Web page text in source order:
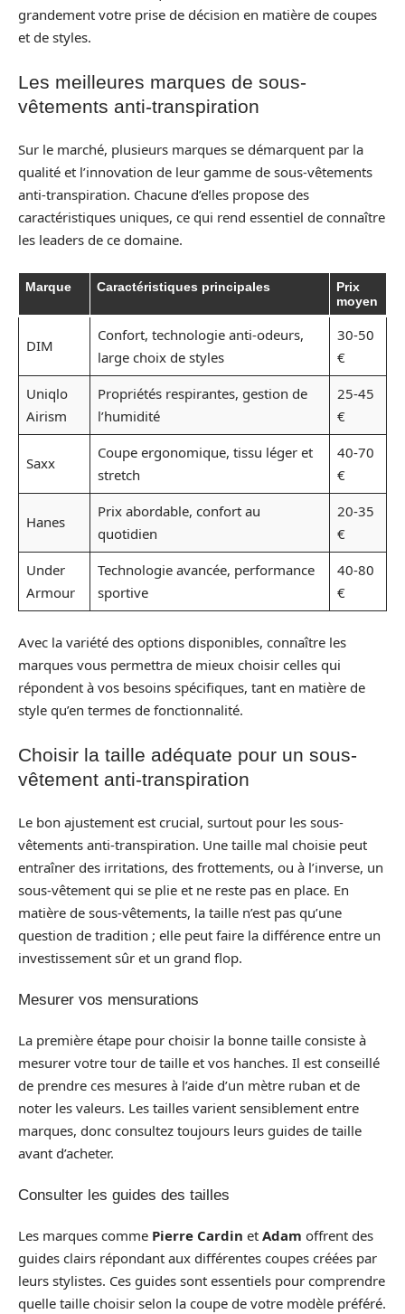
grandement votre prise de décision en matière de coupes
et de styles.
Les meilleures marques de sous-
vêtements anti-transpiration
Sur le marché, plusieurs marques se démarquent par la
qualité et l’innovation de leur gamme de sous-vêtements
anti-transpiration. Chacune d’elles propose des
caractéristiques uniques, ce qui rend essentiel de connaître
les leaders de ce domaine.
Marque Caractéristiques principales
Prix
moyen
DIM
Confort, technologie anti-odeurs,
large choix de styles
30-50
€
Uniqlo
Airism
Propriétés respirantes, gestion de
l’humidité
25-45
€
Saxx
Coupe ergonomique, tissu léger et
stretch
40-70
€
Hanes
Prix abordable, confort au
quotidien
20-35
€
Under
Armour
Technologie avancée, performance
sportive
40-80
€
Avec la variété des options disponibles, connaître les
marques vous permettra de mieux choisir celles qui
répondent à vos besoins spécifiques, tant en matière de
style qu’en termes de fonctionnalité.
Choisir la taille adéquate pour un sous-
vêtement anti-transpiration
Le bon ajustement est crucial, surtout pour les sous-
vêtements anti-transpiration. Une taille mal choisie peut
entraîner des irritations, des frottements, ou à l’inverse, un
sous-vêtement qui se plie et ne reste pas en place. En
matière de sous-vêtements, la taille n’est pas qu’une
question de tradition ; elle peut faire la différence entre un
investissement sûr et un grand flop.
Mesurer vos mensurations
La première étape pour choisir la bonne taille consiste à
mesurer votre tour de taille et vos hanches. Il est conseillé
de prendre ces mesures à l’aide d’un mètre ruban et de
noter les valeurs. Les tailles varient sensiblement entre
marques, donc consultez toujours leurs guides de taille
avant d’acheter.
Consulter les guides des tailles
Les marques comme Pierre Cardin et Adam offrent des
guides clairs répondant aux différentes coupes créées par
leurs stylistes. Ces guides sont essentiels pour comprendre
quelle taille choisir selon la coupe de votre modèle préféré.